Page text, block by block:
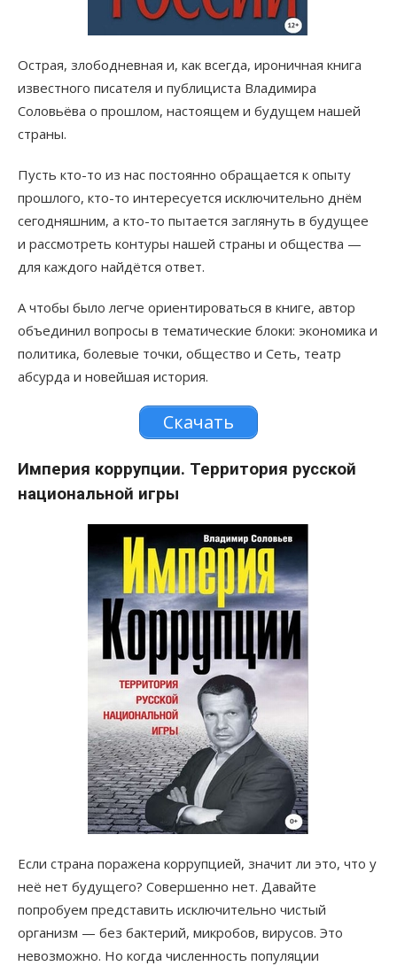
Острая, злободневная и, как всегда, ироничная книга
известного писателя и публициста Владимира
Соловьёва о прошлом, настоящем и будущем нашей
страны.
Пусть кто-то из нас постоянно обращается к опыту
прошлого, кто-то интересуется исключительно днём
сегодняшним, а кто-то пытается заглянуть в будущее
и рассмотреть контуры нашей страны и общества —
для каждого найдётся ответ.
А чтобы было легче ориентироваться в книге, автор
объединил вопросы в тематические блоки: экономика и
политика, болевые точки, общество и Сеть, театр
абсурда и новейшая история.
Скачать
Империя коррупции. Территория русской
национальной игры
Если страна поражена коррупцией, значит ли это, что у
неё нет будущего? Совершенно нет. Давайте
попробуем представить исключительно чистый
организм — без бактерий, микробов, вирусов. Это
невозможно. Но когда численность популяции